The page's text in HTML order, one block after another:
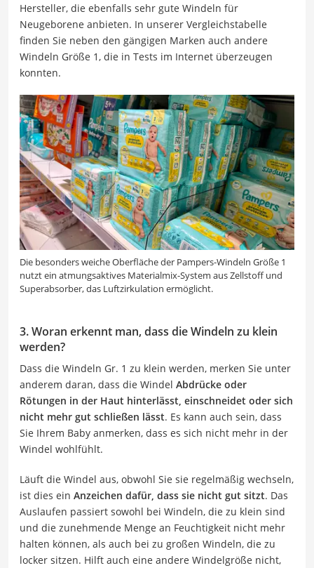
Hersteller, die ebenfalls sehr gute Windeln für
Neugeborene anbieten. In unserer Vergleichstabelle
finden Sie neben den gängigen Marken auch andere
Windeln Größe 1, die in Tests im Internet überzeugen
konnten.
Die besonders weiche Oberfläche der Pampers-Windeln Größe 1
nutzt ein atmungsaktives Materialmix-System aus Zellstoff und
Superabsorber, das Luftzirkulation ermöglicht.
3. Woran erkennt man, dass die Windeln zu klein
werden?
Dass die Windeln Gr. 1 zu klein werden, merken Sie unter
anderem daran, dass die Windel Abdrücke oder
Rötungen in der Haut hinterlässt, einschneidet oder sich
nicht mehr gut schließen lässt. Es kann auch sein, dass
Sie Ihrem Baby anmerken, dass es sich nicht mehr in der
Windel wohlfühlt.
Läuft die Windel aus, obwohl Sie sie regelmäßig wechseln,
ist dies ein Anzeichen dafür, dass sie nicht gut sitzt. Das
Auslaufen passiert sowohl bei Windeln, die zu klein sind
und die zunehmende Menge an Feuchtigkeit nicht mehr
halten können, als auch bei zu großen Windeln, die zu
locker sitzen. Hilft auch eine andere Windelgröße nicht,